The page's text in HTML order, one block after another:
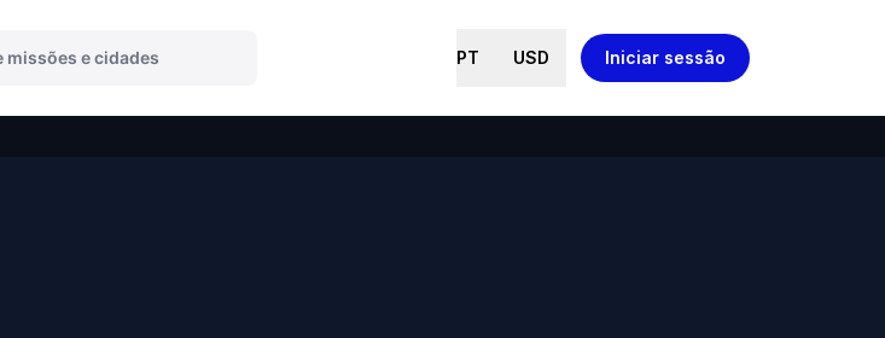
PT USD Iniciar sessão